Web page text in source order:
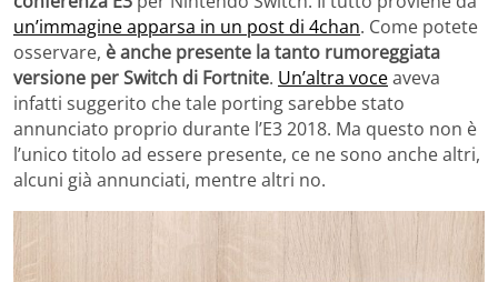
un’immagine apparsa in un post di 4chan. Come potete
osservare, è anche presente la tanto rumoreggiata
versione per Switch di Fortnite. Un’altra voceaveva
infatti suggerito che tale porting sarebbe stato
annunciato proprio durante l’E3 2018. Ma questo non è
l’unico titolo ad essere presente, ce ne sono anche altri,
alcuni già annunciati, mentre altri no.